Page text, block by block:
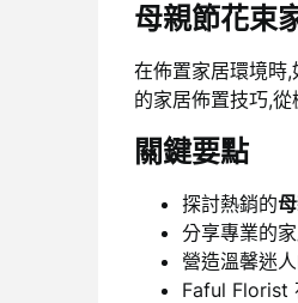
母親節花束
在佈置家居環境時,
的家居佈置技巧,
關鍵要點
探討熱銷的
分享專業的
營造溫馨迷
Faful Florist